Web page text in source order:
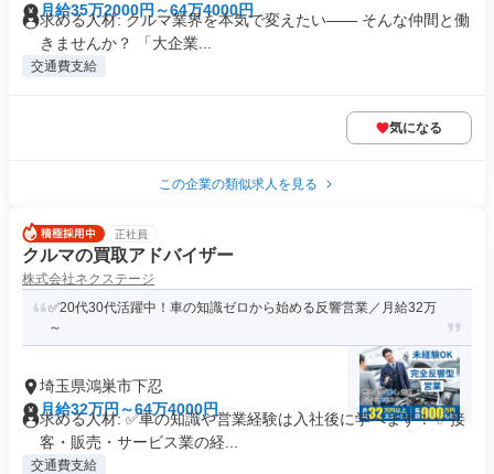
月給35万2000円～64万4000円
求める人材: クルマ業界を本気で変えたい―― そんな仲間と働
きませんか？ 「大企業...
交通費支給
気になる
この企業の類似求人を見る
正社員
クルマの買取アドバイザー
株式会社ネクステージ
✅20代30代活躍中！車の知識ゼロから始める反響営業／月給32万
～
埼玉県鴻巣市下忍
月給32万円～64万4000円
求める人材: ✅車の知識や営業経験は入社後に学べます！ ✅接
客・販売・サービス業の経...
交通費支給